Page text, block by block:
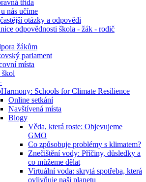
třída
nás učíme
otázky a odpovědi
odpovědnosti škola - žák - rodič
žákům
parlament
místa
škol
Schools for Climate Resilience
Online setkání
Navštívená místa
Blogy
Věda, která roste: Objevujeme
GMO
Co způsobuje problémy s klimatem?
Znečištění vody: Příčiny, důsledky a
co můžeme dělat
Virtuální voda: skrytá spotřeba, která
ovlivňuje naši planetu